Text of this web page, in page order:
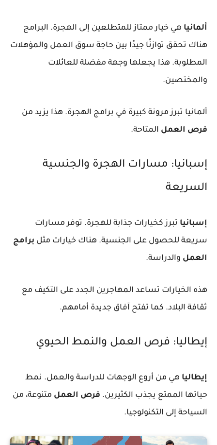
ألمانياهي خيار ممتاز للمتطلعين إلى الهجرة. البرامج
هناك تحقق توازنًا جيدًا بين حاجة سوق العمل والمؤهلات
المطلوبة. هذا يجعلها وجهة مفضلة للعائلات
والمختصين.
ألمانيا تبرز مرونة كبيرة في برامج الهجرة. هذا يزيد من
فرص العملالمتاحة.
إسبانيا: مسارات الهجرة والجنسية
السريعة
إسبانياتبرز كخيارات جذابة للهجرة. توفر مسارات
سريعة للحصول على الجنسية. هناك خيارات مثلبرامج
العملوالدراسة.
هذه الخيارات تساعد المهاجرين الجدد على التكيف مع
ثقافة البلاد. كما تفتح آفاق جديدة أمامهم.
إيطاليا: فرص العمل والنمط الحيوي
إيطالياهي من أروع الوجهات للدراسة والعمل. نمط
حياتها الممتع يجذب الكثيرين.فرص العملمتنوعة، من
السياحة إلى التكنولوجيا.